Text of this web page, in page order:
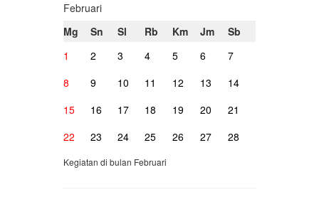
Februari
Mg
Sn Sl Rb Km Jm
Sb
1
2 3 4 5 6
7
8
9 10 11 12 13
14
15
16 17 18 19 20
21
22
23 24 25 26 27 28
Kegiatan di bulan Februari